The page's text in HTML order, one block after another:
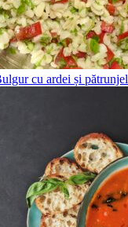
cu ardei și pătrunjel